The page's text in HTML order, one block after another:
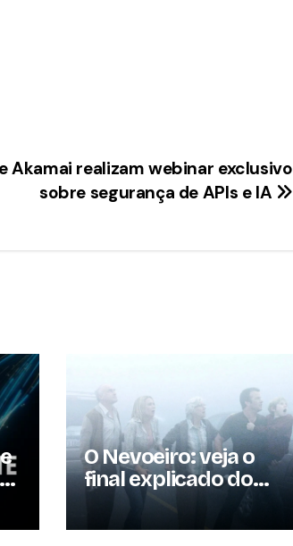
Akamai realizam webinar exclusivo
sobre segurança de APIs e IA
O Nevoeiro: veja o
final explicado do
filme de terror
baseado em Stephen